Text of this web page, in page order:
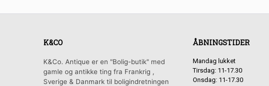
K&CO
K&Co. Antique er en "Bolig-butik" med
gamle og antikke ting fra Frankrig ,
Sverige & Danmark til boligindretningen
ÅBNINGSTIDER
Mandag lukket
Tirsdag: 11-17.30
Onsdag: 11-17.30